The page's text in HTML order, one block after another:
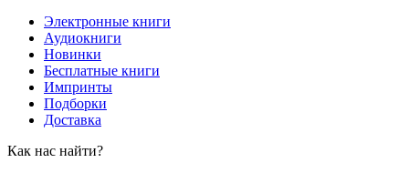
Электронные книги
Аудиокниги
Новинки
Бесплатные книги
Импринты
Подборки
Доставка
Как нас найти?